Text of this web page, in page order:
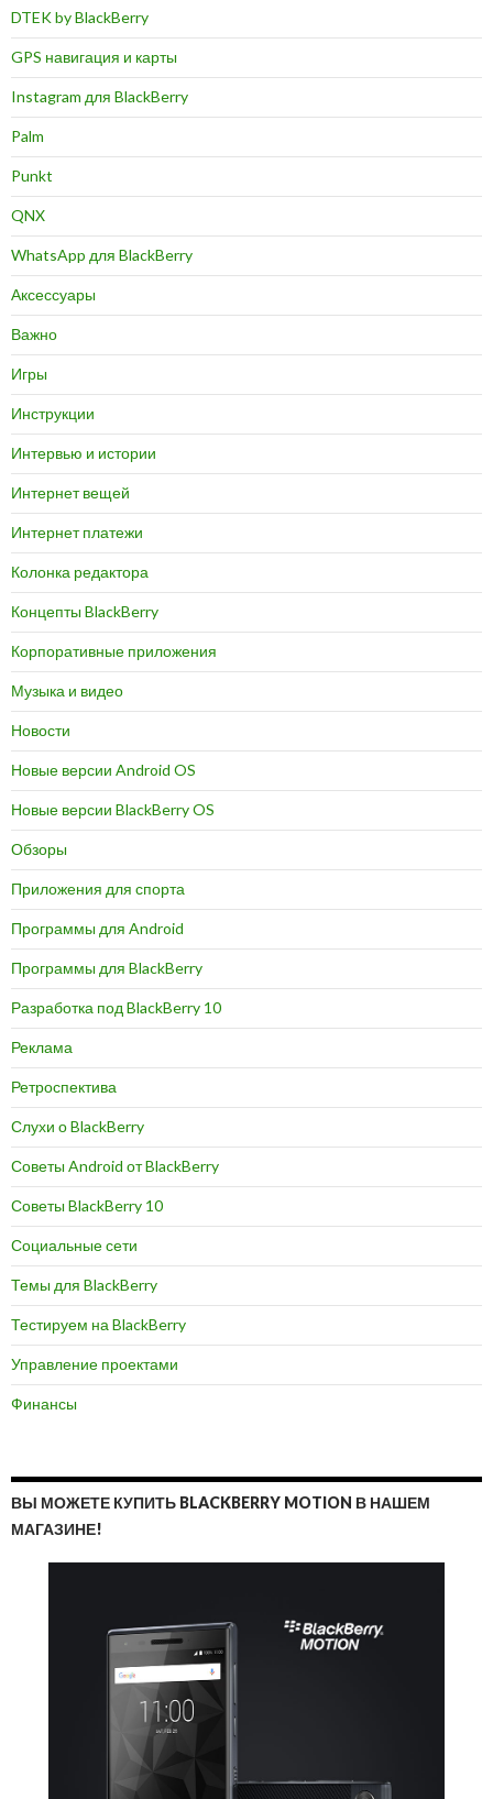
DTEK by BlackBerry
GPS навигация и карты
Instagram для BlackBerry
Palm
Punkt
QNX
WhatsApp для BlackBerry
Аксессуары
Важно
Игры
Инструкции
Интервью и истории
Интернет вещей
Интернет платежи
Колонка редактора
Концепты BlackBerry
Корпоративные приложения
Музыка и видео
Новости
Новые версии Android OS
Новые версии BlackBerry OS
Обзоры
Приложения для спорта
Программы для Android
Программы для BlackBerry
Разработка под BlackBerry 10
Реклама
Ретроспектива
Слухи о BlackBerry
Советы Android от BlackBerry
Советы BlackBerry 10
Социальные сети
Темы для BlackBerry
Тестируем на BlackBerry
Управление проектами
Финансы
ВЫ МОЖЕТЕ КУПИТЬ BLACKBERRY MOTION В НАШЕМ
МАГАЗИНЕ!